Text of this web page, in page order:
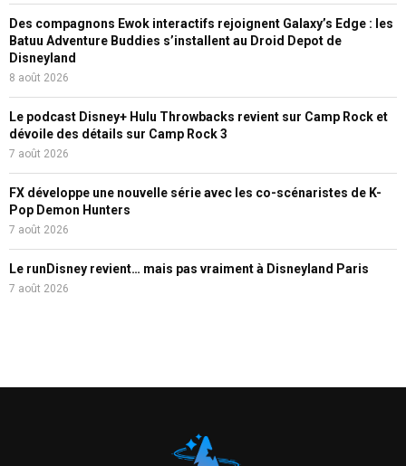
Des compagnons Ewok interactifs rejoignent Galaxy’s Edge : les
Batuu Adventure Buddies s’installent au Droid Depot de
Disneyland
8 août 2026
Le podcast Disney+ Hulu Throwbacks revient sur Camp Rock et
dévoile des détails sur Camp Rock 3
7 août 2026
FX développe une nouvelle série avec les co-scénaristes de K-
Pop Demon Hunters
7 août 2026
Le runDisney revient… mais pas vraiment à Disneyland Paris
7 août 2026